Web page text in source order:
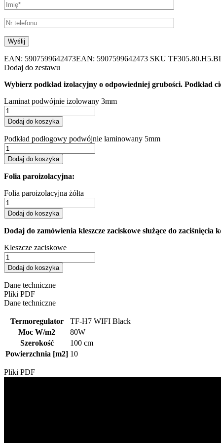
EAN: 5907599642473EAN: 5907599642473 SKU
Dodaj do zestawu
Wybierz podkład izolacyjny o odpowiedniej grubości.
Laminat podwójnie izolowany 3mm
Dodaj do koszyka
Podkład podłogowy podwójnie laminowany 5mm
Dodaj do koszyka
Folia paroizolacyjna:
Folia paroizolacyjna żółta
Dodaj do koszyka
Dodaj do zamówienia kleszcze zaciskowe służące do zaciśnięcia
Kleszcze zaciskowe
Dodaj do koszyka
Dane techniczne
Pliki PDF
Dane techniczne
Termoregulator
TF-H7 WIFI Black
Moc W/m2
80W
Szerokość
100 cm
Powierzchnia [m2] 10
Pliki PDF